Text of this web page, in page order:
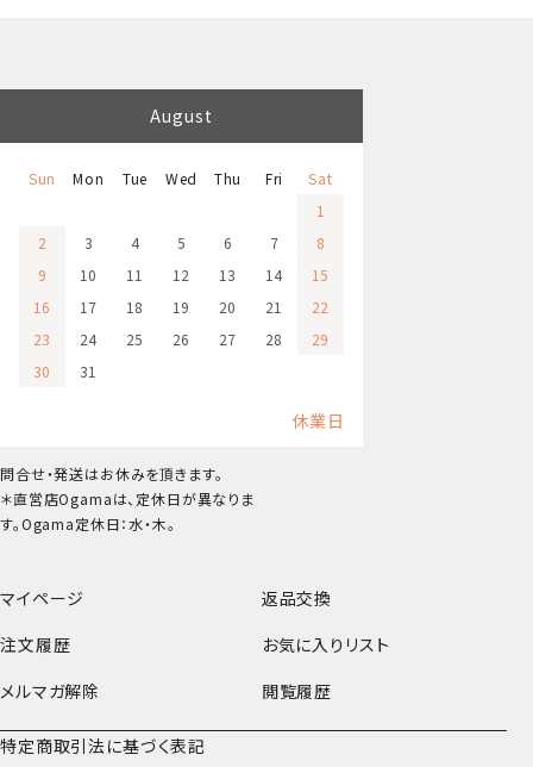
マイページ
返品交換
注文履歴
お気に入りリスト
メルマガ解除
閲覧履歴
特定商取引法に基づく表記
August
Sun Mon Tue Wed Thu Fri
Sat
1
2
3 4 5 6 7
8
9
10 11 12 13 14
15
16
17 18 19 20 21
22
23
24 25 26 27 28
29
30
31
休業日
問合せ・発送はお休みを頂きます。
＊直営店Ogamaは、定休日が異なりま
す。Ogama定休日：水・木。